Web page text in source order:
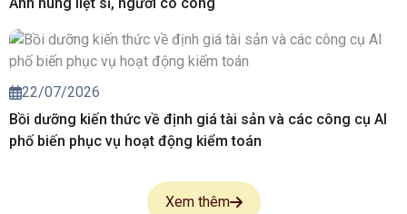
22/07/2026
Bồi dưỡng kiến thức về định giá tài sản và các công cụ AI
phố biến phục vụ hoạt động kiểm toán
Xem thêm